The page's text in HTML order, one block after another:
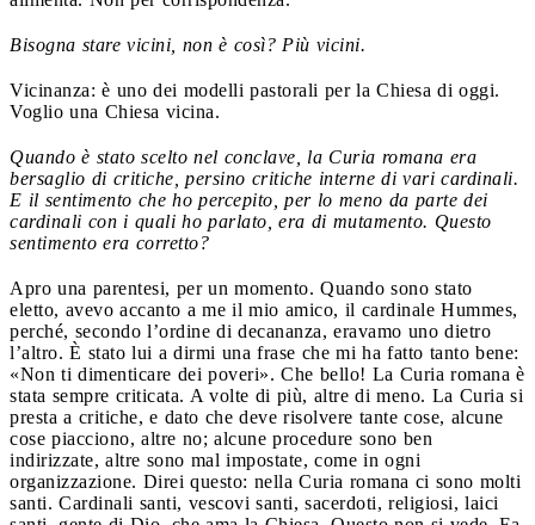
Bisogna stare vicini, non è così? Più vicini.
Vicinanza: è uno dei modelli pastorali per la Chiesa di oggi.
Voglio una Chiesa vicina.
Quando è stato scelto nel conclave, la Curia romana era
bersaglio di critiche, persino critiche interne di vari cardinali.
E il sentimento che ho percepito, per lo meno da parte dei
cardinali con i quali ho parlato, era di mutamento. Questo
sentimento era corretto?
Apro una parentesi, per un momento. Quando sono stato
eletto, avevo accanto a me il mio amico, il cardinale Hummes,
perché, secondo l’ordine di decananza, eravamo uno dietro
l’altro. È stato lui a dirmi una frase che mi ha fatto tanto bene:
«Non ti dimenticare dei poveri». Che bello! La Curia romana è
stata sempre criticata. A volte di più, altre di meno. La Curia si
presta a critiche, e dato che deve risolvere tante cose, alcune
cose piacciono, altre no; alcune procedure sono ben
indirizzate, altre sono mal impostate, come in ogni
organizzazione. Direi questo: nella Curia romana ci sono molti
santi. Cardinali santi, vescovi santi, sacerdoti, religiosi, laici